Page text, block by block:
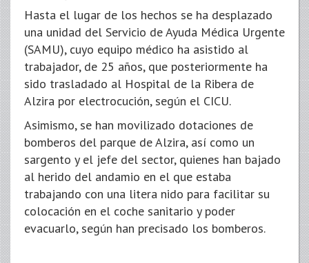
Hasta el lugar de los hechos se ha desplazado
una unidad del Servicio de Ayuda Médica Urgente
(SAMU), cuyo equipo médico ha asistido al
trabajador, de 25 años, que posteriormente ha
sido trasladado al Hospital de la Ribera de
Alzira por electrocución, según el CICU.
Asimismo, se han movilizado dotaciones de
bomberos del parque de Alzira, así como un
sargento y el jefe del sector, quienes han bajado
al herido del andamio en el que estaba
trabajando con una litera nido para facilitar su
colocación en el coche sanitario y poder
evacuarlo, según han precisado los bomberos.